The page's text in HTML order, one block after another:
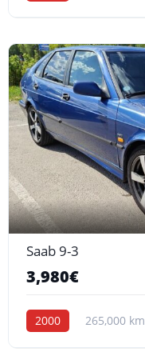
Saab 9-3
3,980€
2000 265,000 km